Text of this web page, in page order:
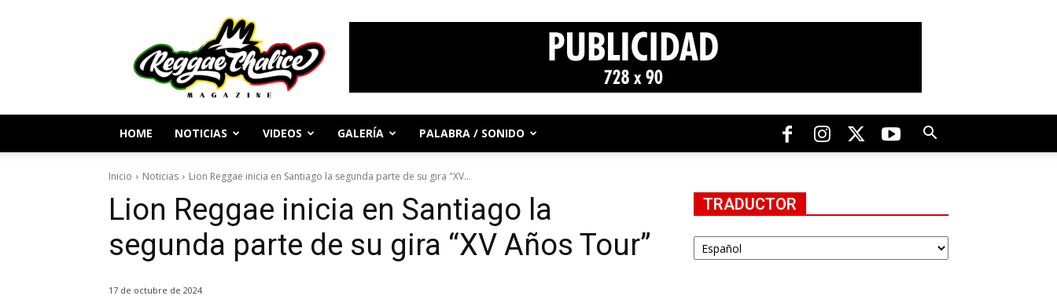
Periodismo
y
Cultura
Reggae
HOME NOTICIAS VIDEOS GALERÍA PALABRA / SONIDO
Inicio Noticias Lion Reggae inicia en Santiago la segunda parte de su gira "XV...
Lion Reggae inicia en Santiago la
segunda parte de su gira “XV Años Tour”
17 de octubre de 2024
TRADUCTOR